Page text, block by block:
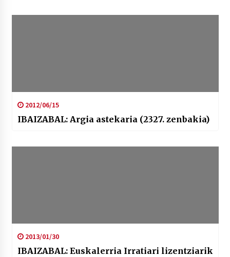
2012/06/15
IBAIZABAL: Argia astekaria (2327. zenbakia)
2013/01/30
IBAIZABAL: Euskalerria Irratiari lizentziarik